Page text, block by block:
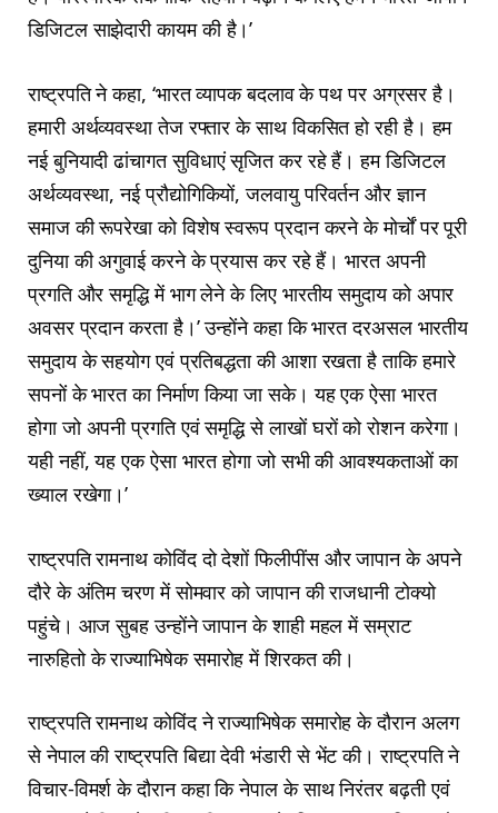
डिजिटल साझेदारी कायम की है।’
राष्‍ट्रपति ने कहा, ‘भारत व्‍यापक बदलाव के पथ पर अग्रसर है।
हमारी अर्थव्‍यवस्‍था तेज रफ्तार के साथ विकसित हो रही है। हम
नई बुनियादी ढांचागत सुविधाएं सृजित कर रहे हैं। हम डिजिटल
अर्थव्‍यवस्‍था, नई प्रौद्योगिकियों, जलवायु परिवर्तन और ज्ञान
समाज की रूपरेखा को विशेष स्‍वरूप प्रदान करने के मोर्चों पर पूरी
दुनिया की अगुवाई करने के प्रयास कर रहे हैं। भारत अपनी
प्रगति और समृद्धि में भाग लेने के लिए भारतीय समुदाय को अपार
अवसर प्रदान करता है।’ उन्‍होंने कहा कि भारत दरअसल भारतीय
समुदाय के सहयोग एवं प्रतिबद्धता की आशा रखता है ताकि हमारे
सपनों के भारत का निर्माण किया जा सके। यह एक ऐसा भारत
होगा जो अपनी प्रगति एवं समृद्धि से लाखों घरों को रोशन करेगा।
यही नहीं, यह एक ऐसा भारत होगा जो सभी की आवश्‍यकताओं का
ख्‍याल रखेगा।’
राष्‍ट्रपति रामनाथ कोविंद दो देशों फिलीपींस और जापान के अपने
दौरे के अंतिम चरण में सोमवार को जापान की राजधानी टोक्‍यो
पहुंचे। आज सुबह उन्होंने जापान के शाही महल में सम्राट
नारुहितो के राज्‍याभिषेक समारोह में शिरकत की।
राष्‍ट्रपति रामनाथ कोविंद ने राज्‍याभिषेक समारोह के दौरान अलग
से नेपाल की राष्‍ट्रपति बिद्या देवी भंडारी से भेंट की। राष्‍ट्रपति ने
विचार-विमर्श के दौरान कहा कि नेपाल के साथ निरंतर बढ़ती एवं